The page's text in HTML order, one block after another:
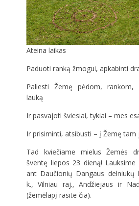
Ateina laikas
Paduoti ranką žmogui, apkabinti
Paliesti Žemę pėdom, rankom,
lauką
Ir pasvajoti šviesiai, tykiai – mes
Ir prisiminti, atsibusti – į Žemę tam
Tad kviečiame mielus Žemės
šventę liepos 23 dieną!
ant Daučionių Dangaus delniukų
k., Vilniau raj., Andžiejaus ir
(žemėlapį rasite čia).